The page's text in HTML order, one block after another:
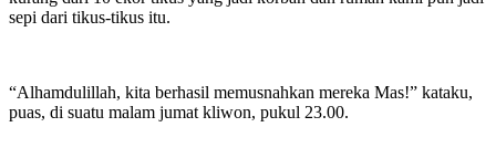
sepi dari tikus-tikus itu.
“Alhamdulillah, kita berhasil memusnahkan mereka Mas!” kataku,
puas, di suatu malam jumat kliwon, pukul 23.00.